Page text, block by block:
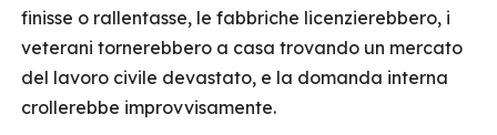
finisse o rallentasse, le fabbriche licenzierebbero, i
veterani tornerebbero a casa trovando un mercato
del lavoro civile devastato, e la domanda interna
crollerebbe improvvisamente.